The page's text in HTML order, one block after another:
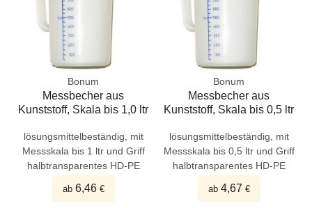
Bonum
Messbecher aus
Kunststoff, Skala bis 1,0 ltr
lösungsmittelbeständig, mit
Messskala bis 1 ltr und Griff
halbtransparentes HD-PE
ab 6,46€
Bonum
Messbecher aus
Kunststoff, Skala bis 0,5 ltr
lösungsmittelbeständig, mit
Messskala bis 0,5 ltr und Griff
halbtransparentes HD-PE
ab 4,67 €